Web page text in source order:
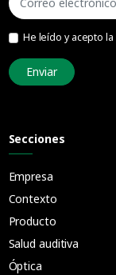
He leído y acepto la
Enviar
Secciones
Empresa
Contexto
Producto
Salud auditiva
Óptica